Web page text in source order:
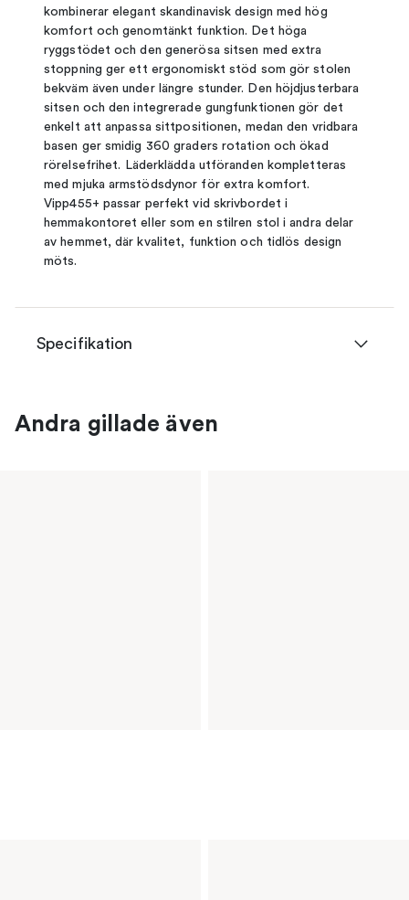
kombinerar elegant skandinavisk design med hög
komfort och genomtänkt funktion. Det höga
ryggstödet och den generösa sitsen med extra
stoppning ger ett ergonomiskt stöd som gör stolen
bekväm även under längre stunder. Den höjdjusterbara
sitsen och den integrerade gungfunktionen gör det
enkelt att anpassa sittpositionen, medan den vridbara
basen ger smidig 360 graders rotation och ökad
rörelsefrihet. Läderklädda utföranden kompletteras
med mjuka armstödsdynor för extra komfort.
Vipp455+ passar perfekt vid skrivbordet i
hemmakontoret eller som en stilren stol i andra delar
av hemmet, där kvalitet, funktion och tidlös design
möts.
Specifikation
Andra gillade även